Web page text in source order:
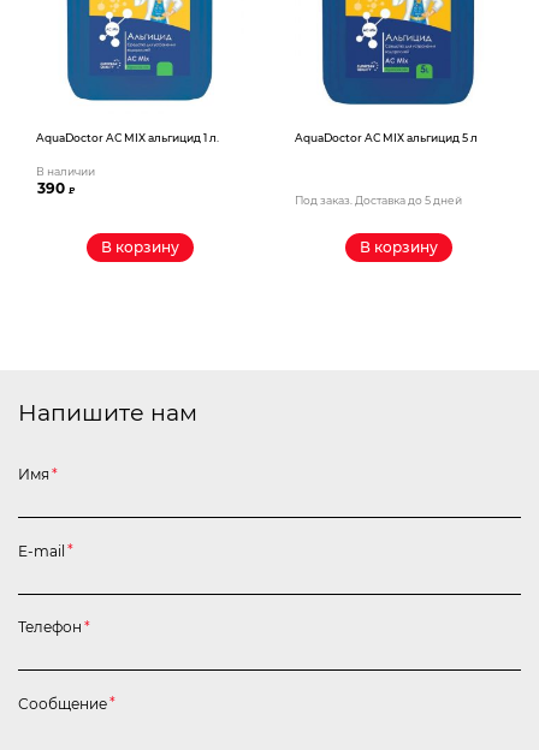
AquaDoctor AС MIX альгицид 1 л.
В наличии
390₽
В корзину
AquaDoctor AС MIX альгицид 5 л
Под заказ. Доставка до 5 дней
В корзину
Напишите нам
Имя *
E-mail *
Телефон *
Сообщение*